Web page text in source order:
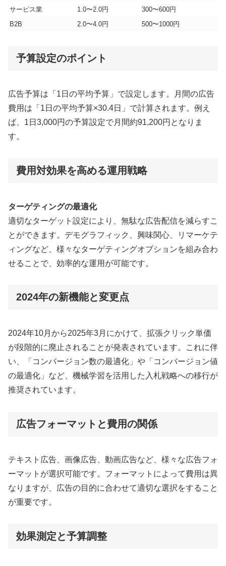
サービス業 1.0〜2.0円
300〜600円
B2B
2.0〜4.0円 500〜1000円
予算設定のポイント
広告予算は「1日の平均予算」で設定します。月間の広告
費用は「1日の平均予算×30.4日」で計算されます。例え
ば、1日3,000円の予算設定で月間約91,200円となりま
す。
費用対効果を高める運用戦略
ターゲティングの最適化
適切なターゲット設定により、無駄な広告配信を減らすこ
とができます。デモグラフィック、興味関心、リマーケテ
ィングなど、様々なターゲティングオプションを組み合わ
せることで、効率的な運用が可能です。
2024年の新機能と変更点
2024年10月から2025年3月にかけて、拡張クリック単価
が段階的に廃止されることが発表されています。これに伴
い、「コンバージョン数の最適化」や「コンバージョン値
の最適化」など、機械学習を活用した入札戦略への移行が
推奨されています。
広告フォーマットと費用の関係
テキスト広告、画像広告、動画広告など、様々な広告フォ
ーマットが選択可能です。フォーマットによって費用は異
なりますが、広告の目的に合わせて適切な選択をすること
が重要です。
効果測定と予算調整